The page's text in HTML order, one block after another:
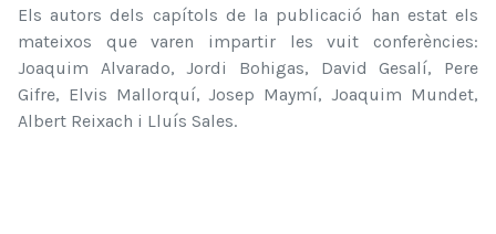
Els autors dels capítols de la publicació han estat els
mateixos que varen impartir les vuit conferències:
Joaquim Alvarado, Jordi Bohigas, David Gesalí, Pere
Gifre, Elvis Mallorquí, Josep Maymí, Joaquim Mundet,
Albert Reixach i Lluís Sales.